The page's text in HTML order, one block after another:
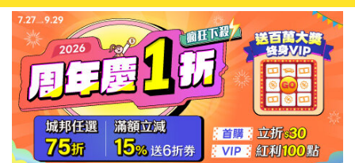
含VRP虛擬點讀
筆)
速學影片+100題
多益題速解影片+
「Youtor App」內
含VRP虛擬點讀
筆+防水書套)